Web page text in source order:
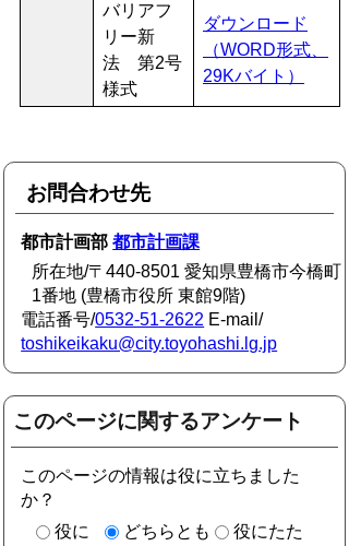
バリアフ
リー新
法 第2号
様式
ダウンロード
（WORD形式、
29Kバイト）
お問合わせ先
都市計画部都市計画課
所在地/〒440-8501 愛知県豊橋市今橋町
1番地 (豊橋市役所 東館9階)
電話番号/0532-51-2622 E-mail/
toshikeikaku@city.toyohashi.lg.jp
このページに関するアンケート
このページの情報は役に立ちました
か？
役に
どちらとも
役にたた